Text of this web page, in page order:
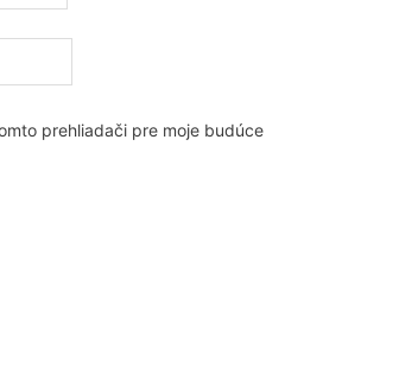
prehliadači pre moje budúce